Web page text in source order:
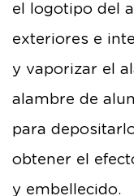
el logotipo del
exteriores e
y vaporizar el
alambre de
para
obtener el
y embellecido.